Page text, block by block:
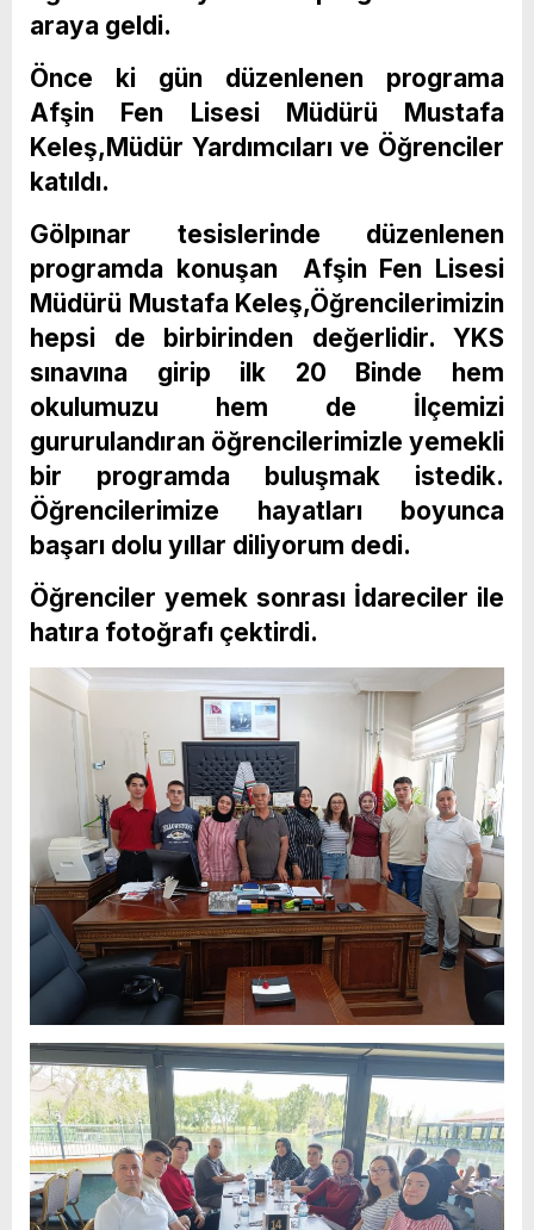
araya geldi.
Önce ki gün düzenlenen programa
Afşin Fen Lisesi Müdürü Mustafa
Keleş,Müdür Yardımcıları ve Öğrenciler
katıldı.
Gölpınar tesislerinde düzenlenen
programda konuşan Afşin Fen Lisesi
Müdürü Mustafa Keleş,Öğrencilerimizin
hepsi de birbirinden değerlidir. YKS
sınavına girip ilk 20 Binde hem
okulumuzu hem de İlçemizi
gururulandıran öğrencilerimizle yemekli
bir programda buluşmak istedik.
Öğrencilerimize hayatları boyunca
başarı dolu yıllar diliyorum dedi.
Öğrenciler yemek sonrası İdareciler ile
hatıra fotoğrafı çektirdi.